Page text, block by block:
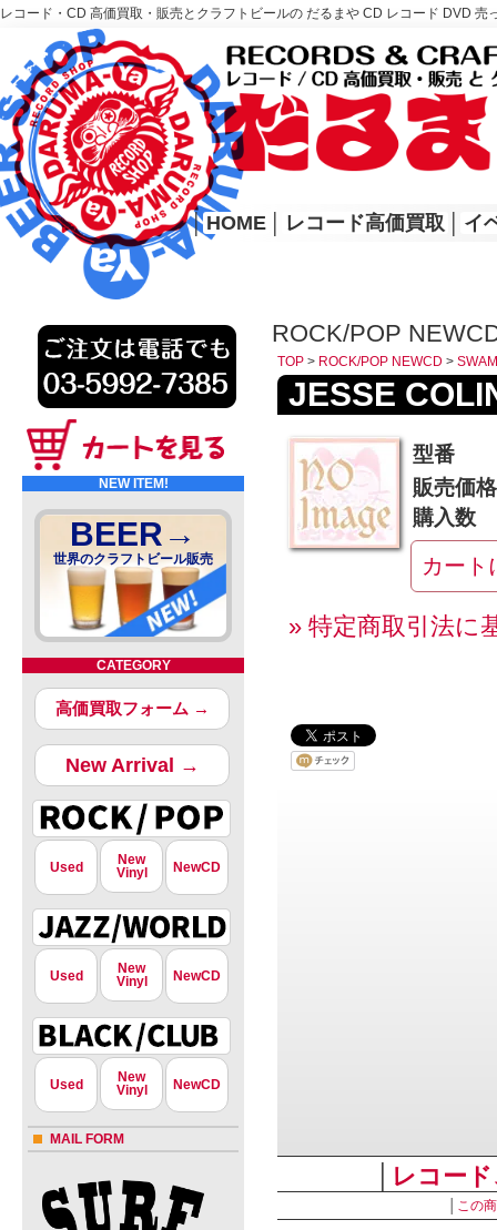
レコード・CD 高価買取・販売とクラフトビールの だるまや CD レコード DVD
レコード高価買取はこちら
HOME
│ HOME レコード高価買取 イ
NEW ITEM!
BEER→
世界のクラフトビール販売
CATEGORY
高価買取フォーム →
New Arrival →
Used
New
Vinyl
NewCD
Used
New
Vinyl
NewCD
Used
New
Vinyl
NewCD
MAIL FORM
ROCK/POP
TOP > ROCK/POP NEWCD >
JESSE
型番
販売価格
購入数
» 特定商取引法に
レコー
この